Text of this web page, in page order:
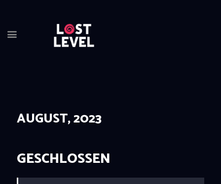
EVENTS
ABOUT
RESERVIERUNG
AUGUST, 2023
GESCHLOSSEN